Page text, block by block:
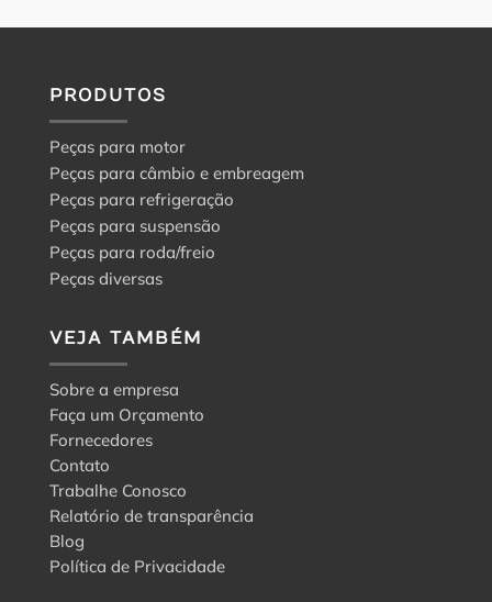
PRODUTOS
Peças para motor
Peças para câmbio e embreagem
Peças para refrigeração
Peças para suspensão
Peças para roda/freio
Peças diversas
VEJA TAMBÉM
Sobre a empresa
Faça um Orçamento
Fornecedores
Contato
Trabalhe Conosco
Relatório de transparência
Blog
Política de Privacidade